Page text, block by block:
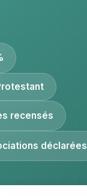
recensés
déclarées